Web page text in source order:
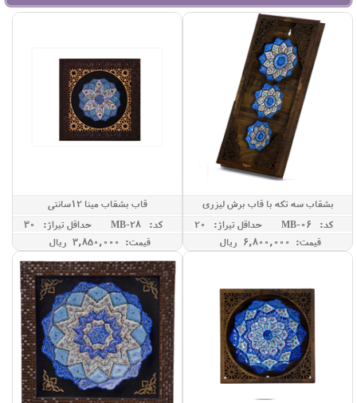
بشقاب سه تکه با قاب برش لیزری
کد: MB-06
حداقل تيراژ: 20
قیمت: 6,800,000 ريال
قاب بشقاب مینا 12سانتی
کد: MB-28
حداقل تيراژ: 30
قیمت: 3,850,000 ريال